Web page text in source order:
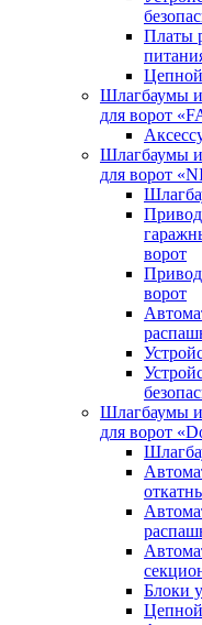
Платы
Шлагбаумы и
для ворот
Шлагбаумы и
для ворот
ворот
ворот
Шлагбаумы и
для ворот
Блоки